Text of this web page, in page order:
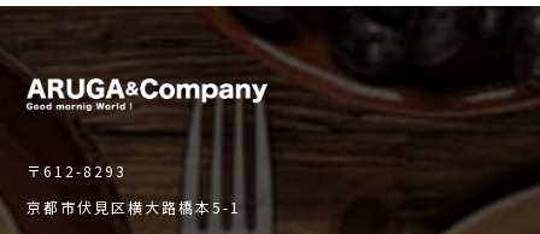
〒612-8293
京都市伏見区横大路橋本5-1